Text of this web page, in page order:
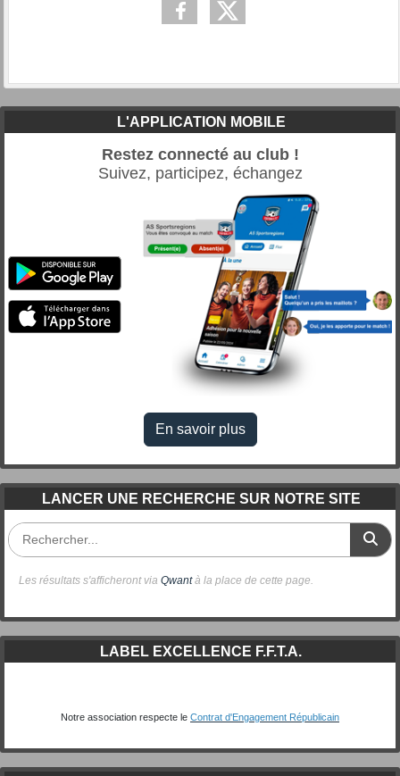
L'APPLICATION MOBILE
Restez connecté au club !
Suivez, participez, échangez
En savoir plus
LANCER UNE RECHERCHE SUR NOTRE SITE
Les résultats s'afficheront via Qwantà la place de cette page.
LABEL EXCELLENCE F.F.T.A.
Notre association respecte le Contrat d'Engagement Républicain